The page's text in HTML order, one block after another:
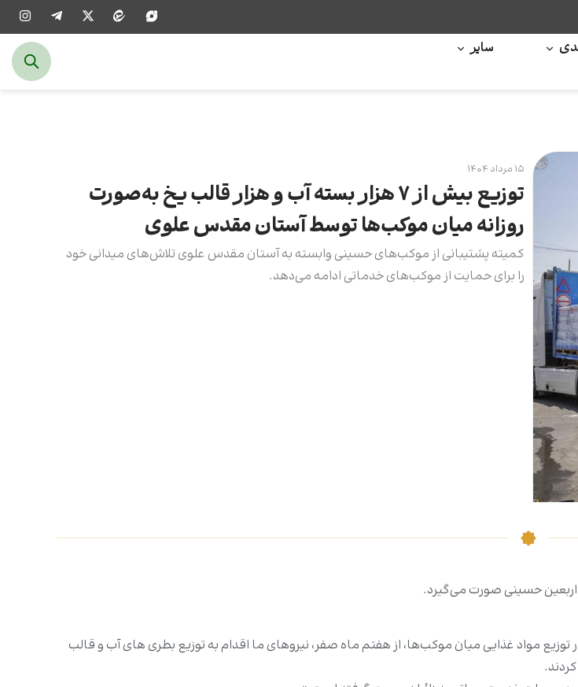
سایر
۱۵ مرداد ۱۴۰۴
توزیع بیش از ۷ هزار بسته آب و هزار قالب یخ به‌صورت
روزانه میان موکب‌ها توسط آستان مقدس علوی
کمیته پشتیبانی از موکب‌های حسینی وابسته به آستان مقدس علوی تلاش‌های میدانی خود
را برای حمایت از موکب‌های خدماتی ادامه می‌دهد.
اربعین حسینی صورت می‌گیرد.
مواد غذایی میان موکب‌ها، از هفتم ماه صفر، نیروهای ما اقدام به توزیع بطری های آب و قالب